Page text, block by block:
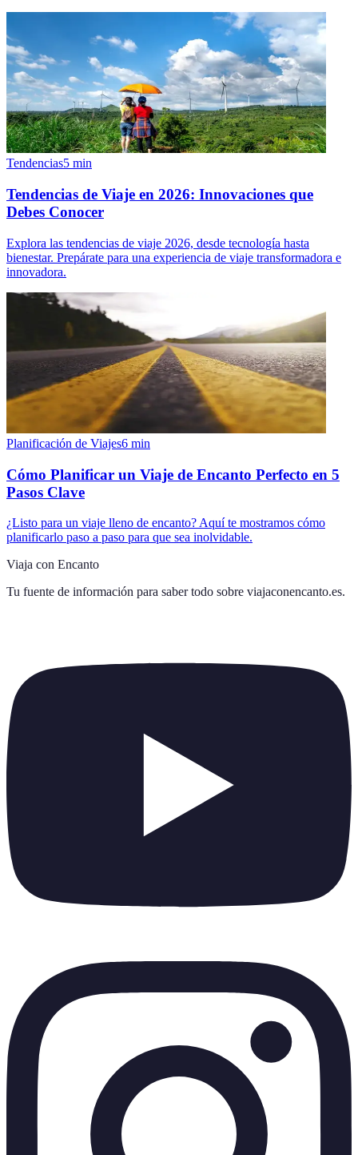
Tendencias5 min
Tendencias de Viaje en 2026: Innovaciones que
Debes Conocer
Explora las tendencias de viaje 2026, desde tecnología hasta
bienestar. Prepárate para una experiencia de viaje transformadora e
innovadora.
Planificación de Viajes6 min
Cómo Planificar un Viaje de Encanto Perfecto en 5
Pasos Clave
¿Listo para un viaje lleno de encanto? Aquí te mostramos cómo
planificarlo paso a paso para que sea inolvidable.
Viaja con Encanto
Tu fuente de información para saber todo sobre viajaconencanto.es.